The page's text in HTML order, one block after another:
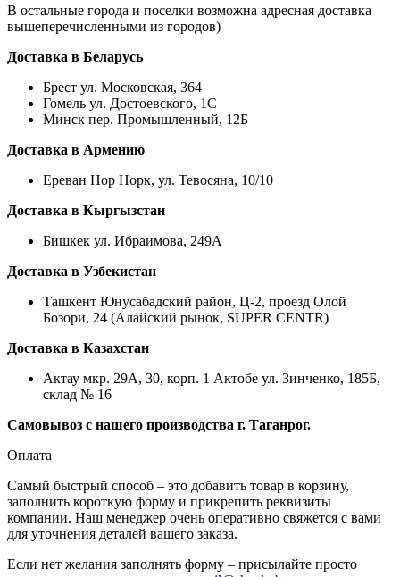
В остальные города и поселки возможна адресная доставка
вышеперечисленными из городов)
Доставка в Беларусь
Брест ул. Московская, 364
Гомель ул. Достоевского, 1С
Минск пер. Промышленный, 12Б
Доставка в Армению
Ереван Нор Норк, ул. Тевосяна, 10/10
Доставка в Кыргызстан
Бишкек ул. Ибраимова, 249А
Доставка в Узбекистан
Ташкент Юнусабадский район, Ц-2, проезд Олой
Бозори, 24 (Алайский рынок, SUPER CENTR)
Доставка в Казахстан
Актау мкр. 29А, 30, корп. 1 Актобе ул. Зинченко, 185Б,
склад № 16
Самовывоз с нашего производства г. Таганрог.
Оплата
Самый быстрый способ – это добавить товар в корзину,
заполнить короткую форму и прикрепить реквизиты
компании. Наш менеджер очень оперативно свяжется с вами
для уточнения деталей вашего заказа.
Если нет желания заполнять форму – присылайте просто